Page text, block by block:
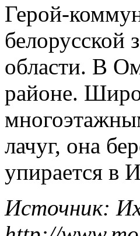
Герой-
области. В
районе.
лачуг, она
упирается в
Источник: